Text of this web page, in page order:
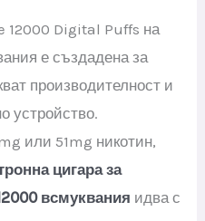
12000 Digital Puffs на
е създадена за
производителност и
устройство.
или 51mg никотин,
цигара за
всмуквания идва с